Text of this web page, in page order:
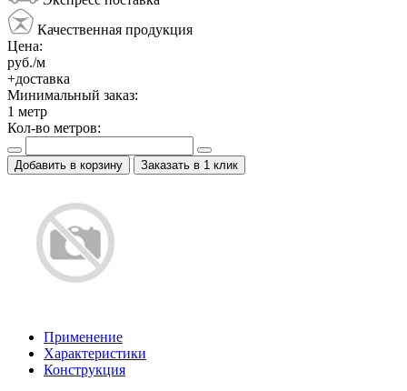
Качественная продукция
Цена:
руб./м
+доставка
Минимальный заказ:
1 метр
Кол-во метров:
Добавить в корзину Заказать в 1 клик
Применение
Характеристики
Конструкция